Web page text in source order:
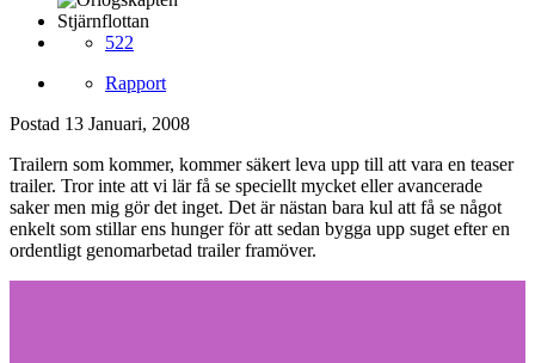
Stjärnflottan
522
Rapport
Postad 13 Januari, 2008
Trailern som kommer, kommer säkert leva upp till att vara en teaser
trailer. Tror inte att vi lär få se speciellt mycket eller avancerade
saker men mig gör det inget. Det är nästan bara kul att få se något
enkelt som stillar ens hunger för att sedan bygga upp suget efter en
ordentligt genomarbetad trailer framöver.